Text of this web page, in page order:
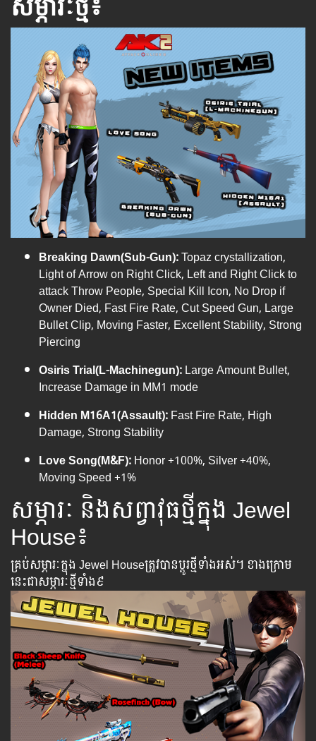
សម្ភារៈថ្មី៖
Breaking Dawn(Sub-Gun):Topaz crystallization,
Light of Arrow on Right Click, Left and Right Click to
attack Throw People, Special Kill Icon, No Drop if
Owner Died, Fast Fire Rate, Cut Speed Gun, Large
Bullet Clip, Moving Faster, Excellent Stability, Strong
Piercing
Osiris Trial(L-Machinegun):Large Amount Bullet,
Increase Damage in MM1 mode
Hidden M16A1(Assault):Fast Fire Rate, High
Damage, Strong Stability
Love Song(M&F):Honor +100%, Silver +40%,
Moving Speed +1%
សម្ភារៈ និងសព្វាវុធថ្មីក្នុង Jewel
House៖
គ្រប់សម្ភារៈក្នុង Jewel Houseត្រូវបានប្តូរថ្មីទាំងអស់។​ ខាងក្រោម
នេះជាសម្ភារៈថ្មីទាំង៩